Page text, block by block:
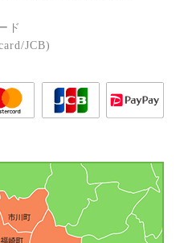
ド
JCB)